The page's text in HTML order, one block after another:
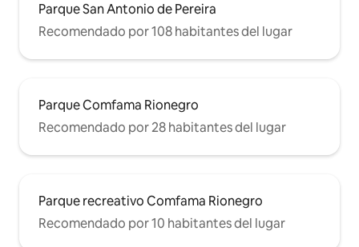
Parque San Antonio de Pereira
Recomendado por 108 habitantes del lugar
Parque Comfama Rionegro
Recomendado por 28 habitantes del lugar
Parque recreativo Comfama Rionegro
Recomendado por 10 habitantes del lugar